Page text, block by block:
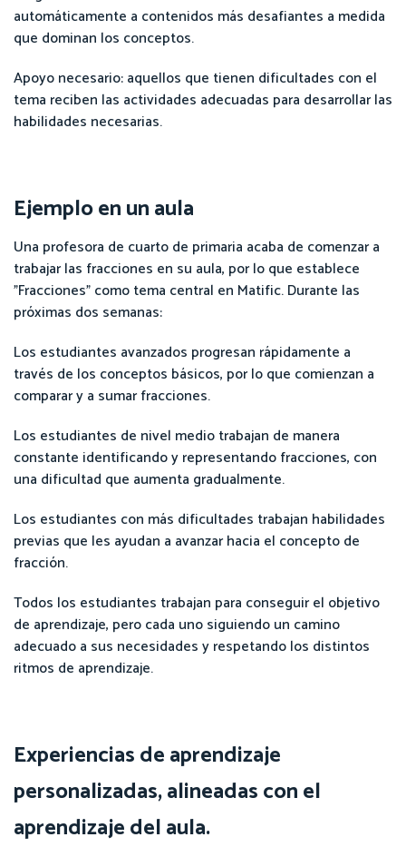
automáticamente a contenidos más desafiantes a medida
que dominan los conceptos.
Apoyo necesario: aquellos que tienen dificultades con el
tema reciben las actividades adecuadas para desarrollar las
habilidades necesarias.
Ejemplo en un aula
Una profesora de cuarto de primaria acaba de comenzar a
trabajar las fracciones en su aula, por lo que establece
"Fracciones" como tema central en Matific. Durante las
próximas dos semanas:
Los estudiantes avanzados progresan rápidamente a
través de los conceptos básicos, por lo que comienzan a
comparar y a sumar fracciones.
Los estudiantes de nivel medio trabajan de manera
constante identificando y representando fracciones, con
una dificultad que aumenta gradualmente.
Los estudiantes con más dificultades trabajan habilidades
previas que les ayudan a avanzar hacia el concepto de
fracción.
Todos los estudiantes trabajan para conseguir el objetivo
de aprendizaje, pero cada uno siguiendo un camino
adecuado a sus necesidades y respetando los distintos
ritmos de aprendizaje.
Experiencias de aprendizaje
personalizadas, alineadas con el
aprendizaje del aula.